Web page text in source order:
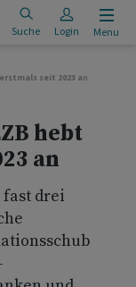
Suche Login Menu
seit 2023 an
hebt
an
drei